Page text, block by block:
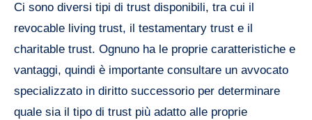
Ci sono diversi tipi di trust disponibili, tra cui il
revocable living trust, il testamentary trust e il
charitable trust. Ognuno ha le proprie caratteristiche e
vantaggi, quindi è importante consultare un avvocato
specializzato in diritto successorio per determinare
quale sia il tipo di trust più adatto alle proprie